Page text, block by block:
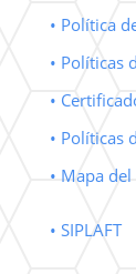
• Política
• Políticas
•
• Políticas
• Mapa
• SIPLAFT